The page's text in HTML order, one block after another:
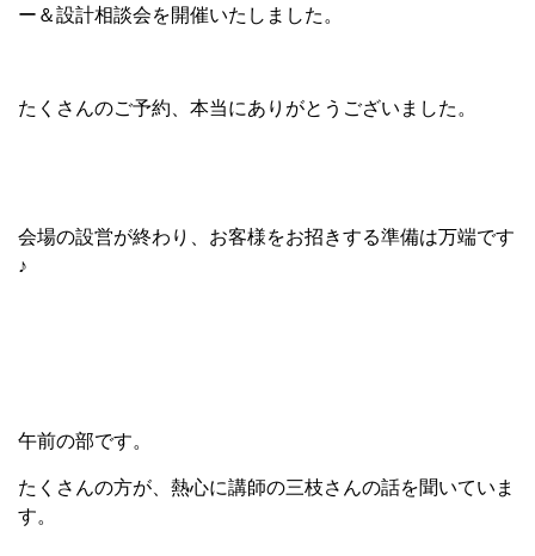
ー＆設計相談会を開催いたしました。
たくさんのご予約、本当にありがとうございました。
会場の設営が終わり、お客様をお招きする準備は万端です
♪
午前の部です。
たくさんの方が、熱心に講師の三枝さんの話を聞いていま
す。